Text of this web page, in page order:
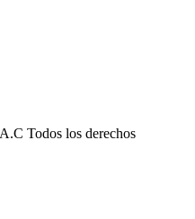
Todos los derechos